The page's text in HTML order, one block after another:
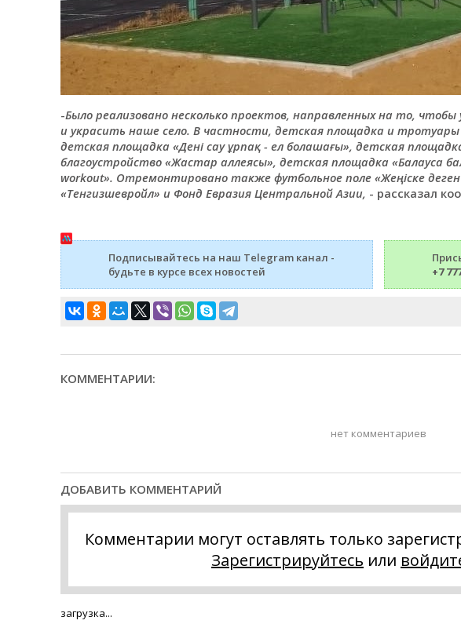
-Было реализовано несколько проектов, направленных на то,
и украсить наше село. В частности, детская площадка и тротуары
детская площадка «Дені сау ұрпақ - ел болашағы», детская
благоустройство «Жастар аллеясы», детская площадка «Балауса
workout». Отремонтировано также футбольное поле «Жеңіске
«Тенгизшевройл» и Фонд Евразия Центральной Азии, - рассказал
Подписывайтесь на наш Telegram канал -
будьте в курсе всех новостей
+7
КОММЕНТАРИИ:
нет комментариев
ДОБАВИТЬ КОММЕНТАРИЙ
Комментарии могут оставлять только
Зарегистрируйтесь или
загрузка...